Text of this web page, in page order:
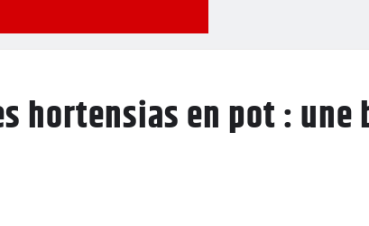
hortensias en pot :